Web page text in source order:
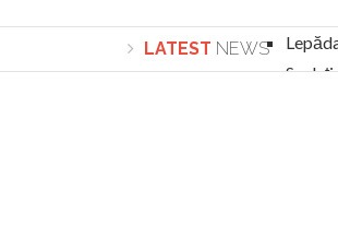
LATEST NEWS